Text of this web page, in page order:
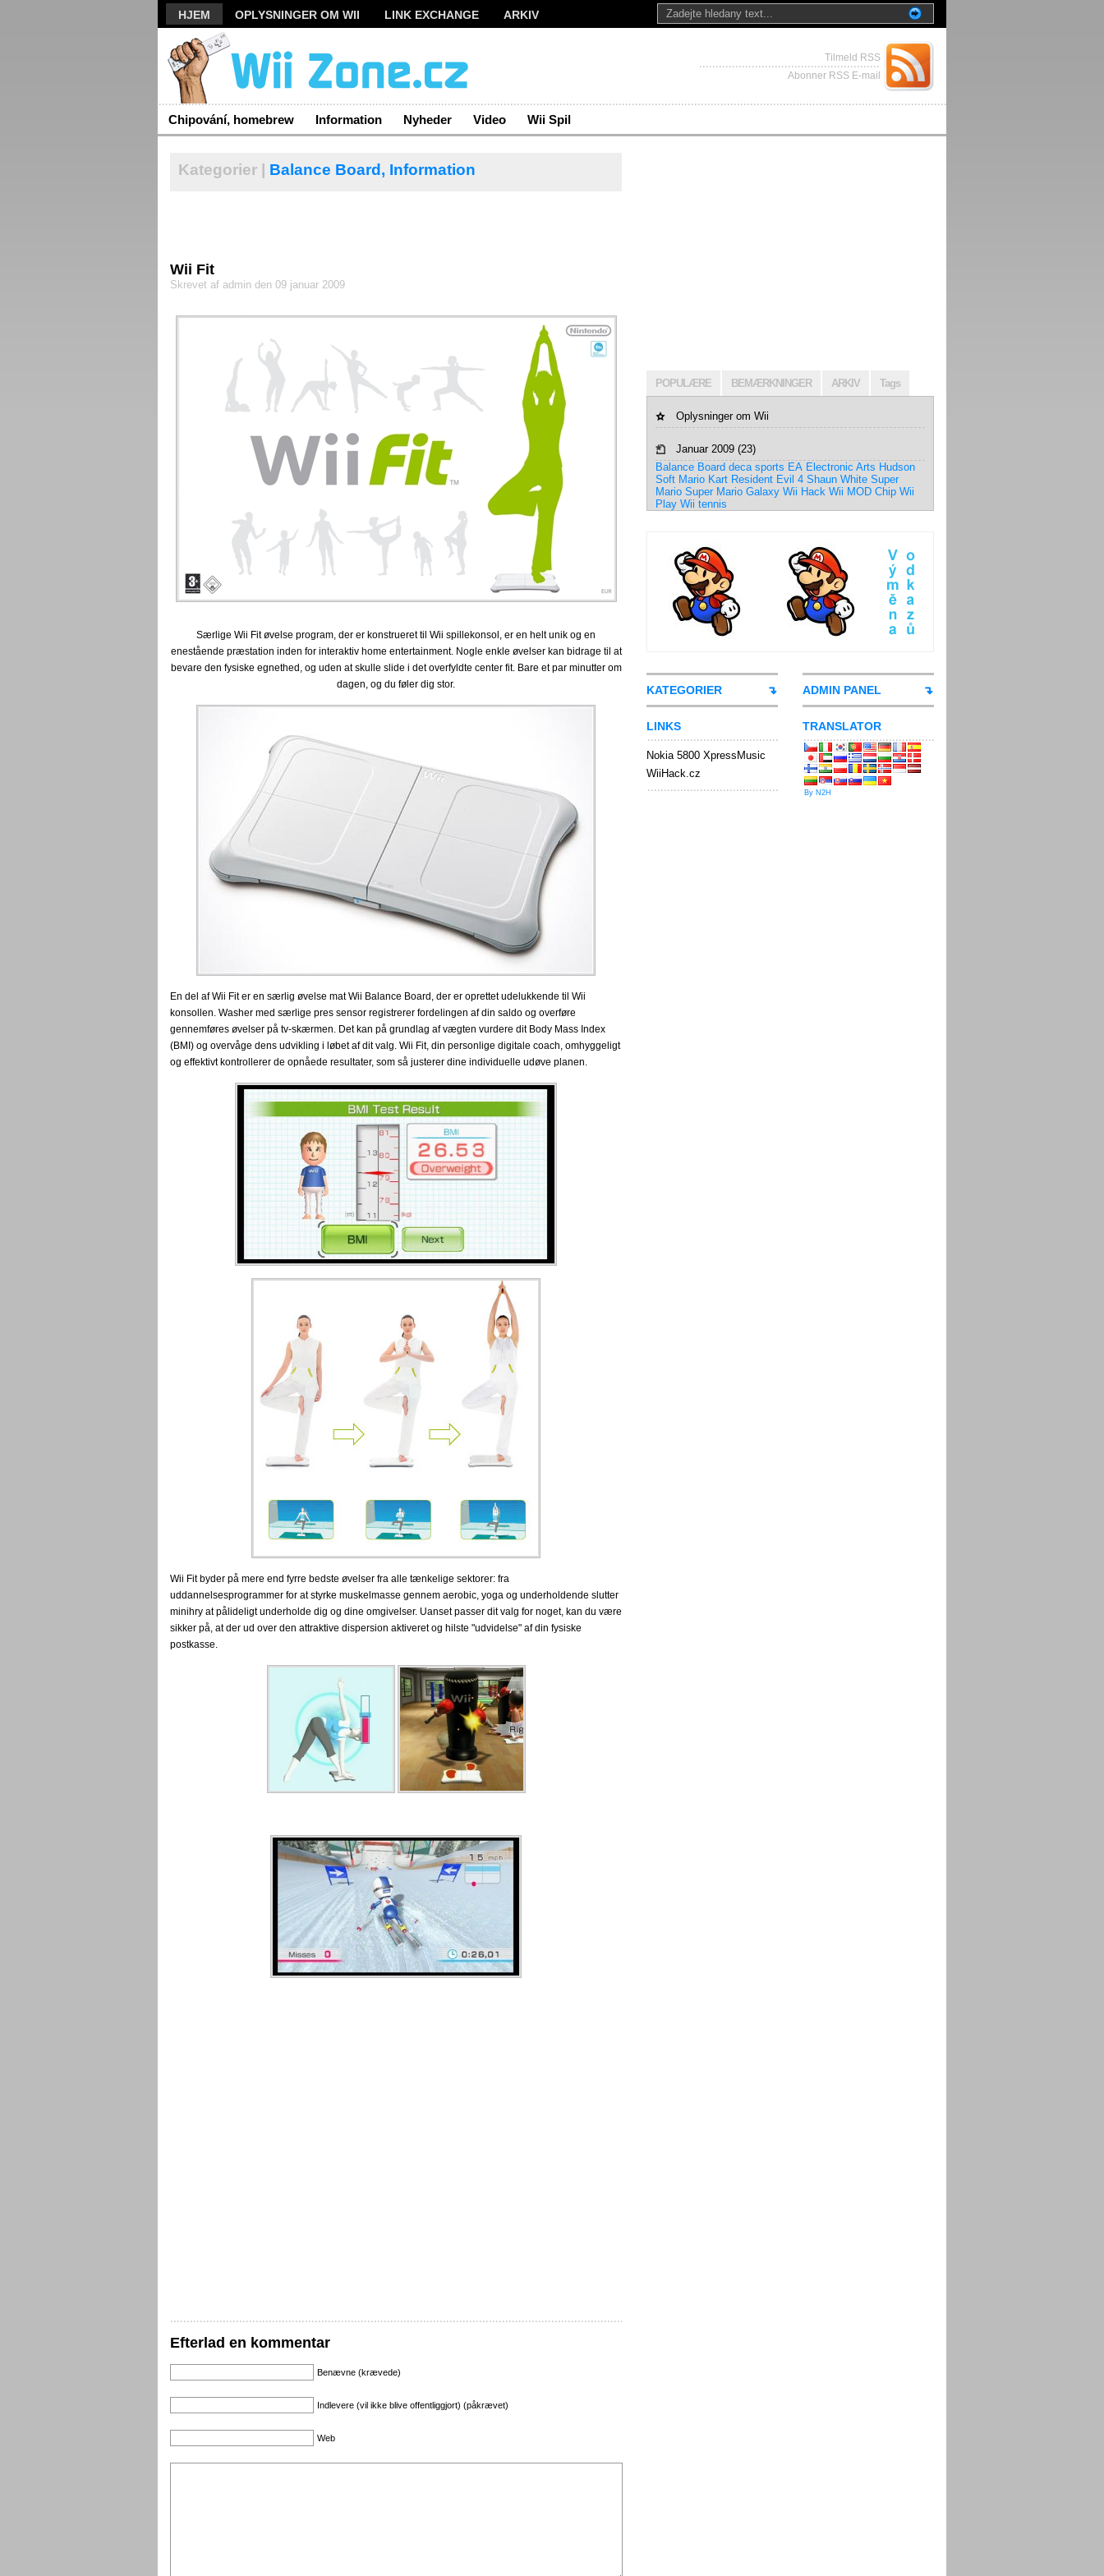
HJEM OPLYSNINGER OM WII LINK EXCHANGE ARKIV
Tilmeld RSS
Abonner RSS E-mail
Chipování, homebrew Information Nyheder Video Wii Spil
Kategorier | Balance Board, Information
Wii Fit
Skrevet af admin den 09 januar 2009
Særlige Wii Fit øvelse program, der er konstrueret til Wii spillekonsol, er en helt unik og en
enestående præstation inden for interaktiv home entertainment. Nogle enkle øvelser kan bidrage til at
bevare den fysiske egnethed, og uden at skulle slide i det overfyldte center fit. Bare et par minutter om
dagen, og du føler dig stor.
En del af Wii Fit er en særlig øvelse mat Wii Balance Board, der er oprettet udelukkende til Wii
konsollen. Washer med særlige pres sensor registrerer fordelingen af din saldo og overføre
gennemføres øvelser på tv-skærmen. Det kan på grundlag af vægten vurdere dit Body Mass Index
(BMI) og overvåge dens udvikling i løbet af dit valg. Wii Fit, din personlige digitale coach, omhyggeligt
og effektivt kontrollerer de opnåede resultater, som så justerer dine individuelle udøve planen.
Wii Fit byder på mere end fyrre bedste øvelser fra alle tænkelige sektorer: fra
uddannelsesprogrammer for at styrke muskelmasse gennem aerobic, yoga og underholdende slutter
minihry at pålideligt underholde dig og dine omgivelser. Uanset passer dit valg for noget, kan du være
sikker på, at der ud over den attraktive dispersion aktiveret og hilste "udvidelse" af din fysiske
postkasse.
Efterlad en kommentar
Benævne (krævede)
Indlevere (vil ikke blive offentliggjort) (påkrævet)
Web
POPULÆRE BEMÆRKNINGER ARKIV Tags
Oplysninger om Wii
Januar 2009 (23)
Balance Board deca sports EA Electronic Arts Hudson
Soft Mario Kart Resident Evil 4 Shaun White Super
Mario Super Mario Galaxy Wii Hack Wii MOD Chip Wii
Play Wii tennis
KATEGORIER
LINKS
Nokia 5800 XpressMusic
WiiHack.cz
ADMIN PANEL
TRANSLATOR
By N2H